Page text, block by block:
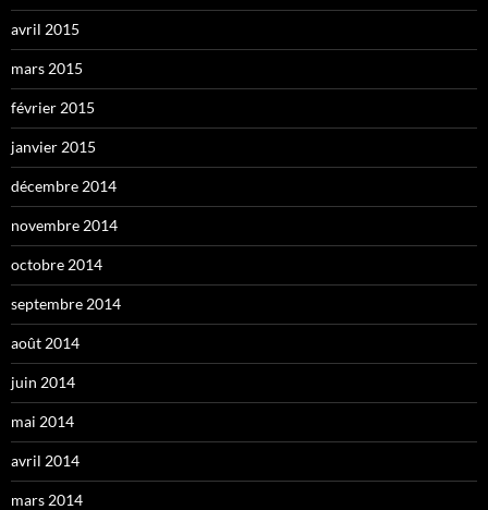
avril 2015
mars 2015
février 2015
janvier 2015
décembre 2014
novembre 2014
octobre 2014
septembre 2014
août 2014
juin 2014
mai 2014
avril 2014
mars 2014